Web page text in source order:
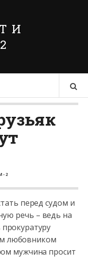
2
перед судом и
речь – ведь на
любовником
мужчина просит